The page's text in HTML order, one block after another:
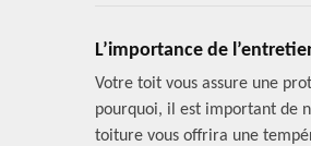
L’importance de
Votre toit vous assure une
pourquoi, il est important de
toiture vous offrira une